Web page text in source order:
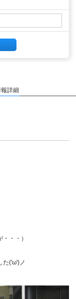
詳細
・・）
た('ω')ノ